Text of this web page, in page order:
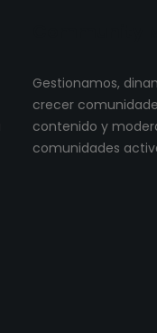
Gestionamos,
crecer
contenido y
comunidades